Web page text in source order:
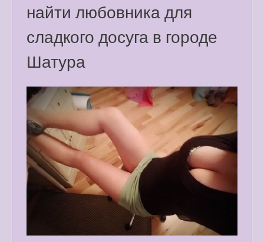
найти любовника для
сладкого досуга в городе
Шатура